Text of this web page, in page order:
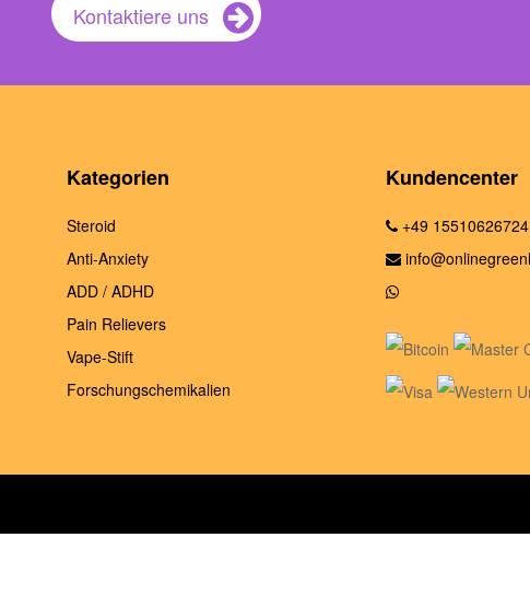
Kontaktiere uns
Kategorien
Steroid
Anti-Anxiety
ADD / ADHD
Pain Relievers
Vape-Stift
Forschungschemikalien
Kundencenter
+49 15510626724